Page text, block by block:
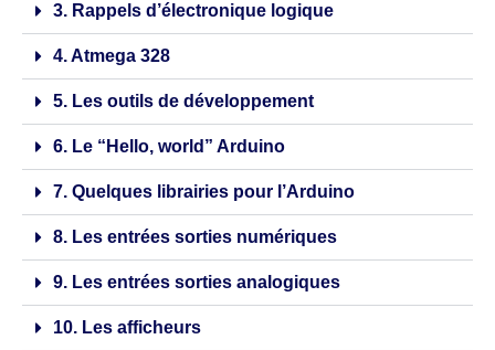
3. Rappels d’électronique logique
4. Atmega 328
5. Les outils de développement
6. Le “Hello, world” Arduino
7. Quelques librairies pour l’Arduino
8. Les entrées sorties numériques
9. Les entrées sorties analogiques
10. Les afficheurs